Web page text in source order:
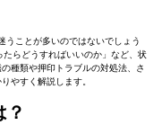
うことが多いのではないでしょう
らどうすればいいのか」など、状
種類や押印トラブルの対処法、さ
やすく解説します。
？